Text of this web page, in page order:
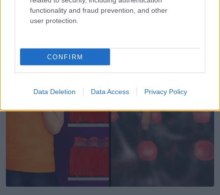
functionality and fraud prevention, and other
user protection.
CONFIRM
Data Deletion Data Access Privacy Policy